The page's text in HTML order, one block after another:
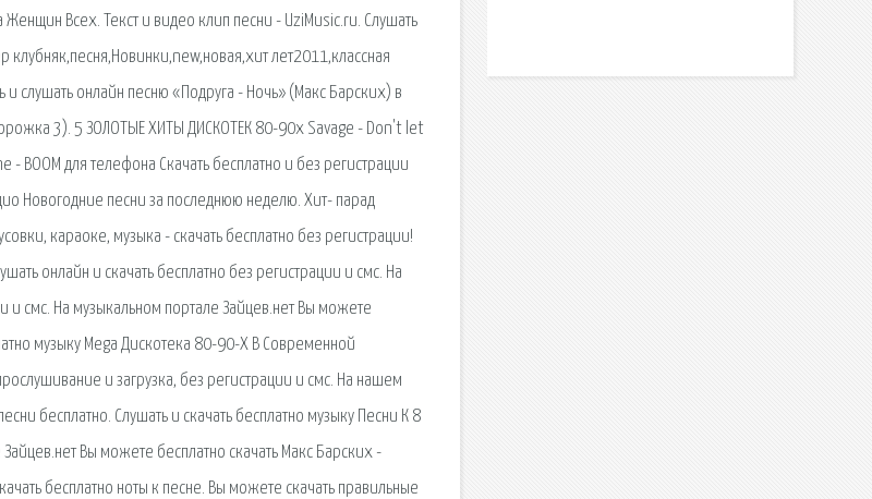
Всех. Текст и видео клип песни - UziMusic.ru. Cлушать
клубняк,песня,Новинки,new,новая,хит лет2011,классная
слушать онлайн песню «Подруга - Ночь» (Макс Барских) в
3). 5 ЗОЛОТЫЕ ХИТЫ ДИСКОТЕК 80-90х Savage - Don't let
для телефона Скачать бесплатно и без регистрации
Новогодние песни за последнюю неделю. Хит- парад
караоке, музыка - скачать бесплатно без регистрации!
онлайн и скачать бесплатно без регистрации и смс. На
и смс. На музыкальном портале Зайцев.нет Вы можете
музыку Mega Дискотека 80-90-Х В Современной
и загрузка, без регистрации и смс. На нашем
бесплатно. Слушать и скачать бесплатно музыку Песни К 8
Вы можете бесплатно скачать Макс Барских -
бесплатно ноты к песне. Вы можете скачать правильные